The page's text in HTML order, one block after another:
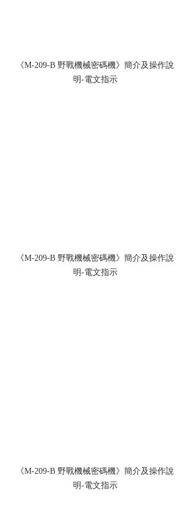
《M-209-B 野戰機械密碼機》簡介及操作說
明-電文指示
《M-209-B 野戰機械密碼機》簡介及操作說
明-電文指示
《M-209-B 野戰機械密碼機》簡介及操作說
明-電文指示